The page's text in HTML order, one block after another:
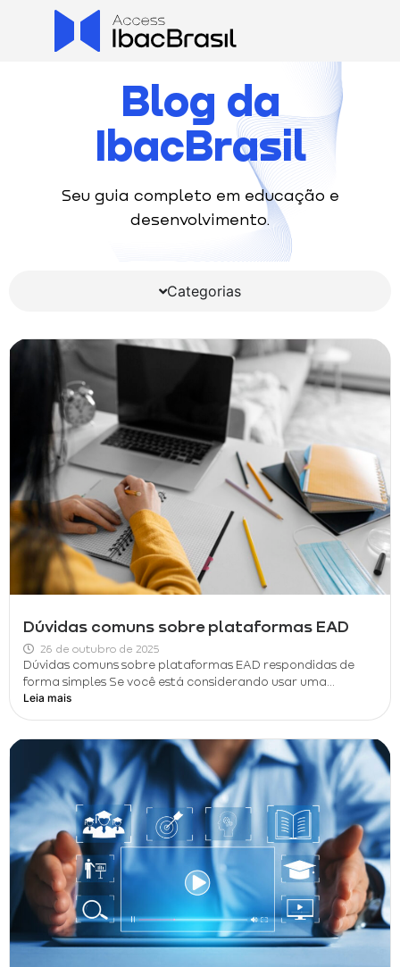
Blog da
IbacBrasil
Seu guia completo em educação e
desenvolvimento.
Categorias
Dúvidas comuns sobre plataformas EAD
26 de outubro de 2025
Dúvidas comuns sobre plataformas EAD respondidas de
forma simples Se você está considerando usar uma...
Leia mais